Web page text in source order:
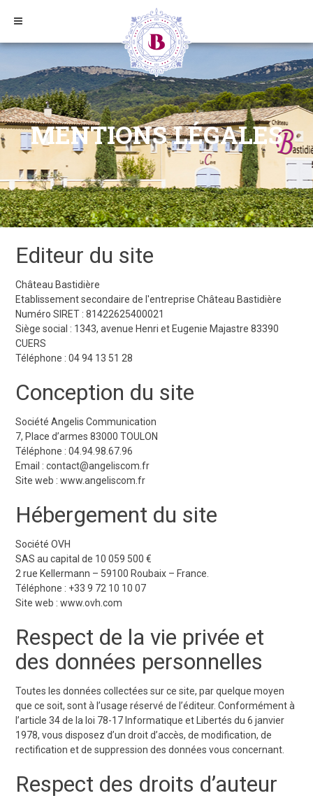
MENTIONS LÉGALES
Editeur du site
Château Bastidière
Etablissement secondaire de l'entreprise Château Bastidière
Numéro SIRET : 81422625400021
Siège social : 1343, avenue Henri et Eugenie Majastre 83390
CUERS
Téléphone : 04 94 13 51 28
Conception du site
Société Angelis Communication
7, Place d’armes 83000 TOULON
Téléphone : 04.94.98.67.96
Email : contact@angeliscom.fr
Site web : www.angeliscom.fr
Hébergement du site
Société OVH
SAS au capital de 10 059 500 €
2 rue Kellermann – 59100 Roubaix – France.
Téléphone : +33 9 72 10 10 07
Site web : www.ovh.com
Respect de la vie privée et
des données personnelles
Toutes les données collectées sur ce site, par quelque moyen
que ce soit, sont à l’usage réservé de l’éditeur. Conformément à
l’article 34 de la loi 78-17 Informatique et Libertés du 6 janvier
1978, vous disposez d’un droit d’accès, de modification, de
rectification et de suppression des données vous concernant.
Respect des droits d’auteur